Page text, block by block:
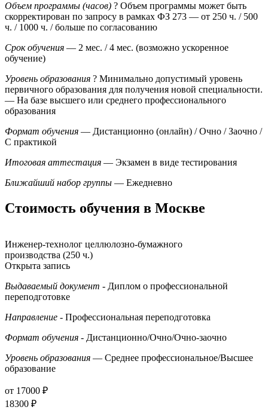
Объем программы (часов) ? Объем программы может быть
скорректирован по запросу в рамках ФЗ 273 — от 250 ч. / 500
ч. / 1000 ч. / больше по согласованию
Срок обучения — 2 мес. / 4 мес. (возможно ускоренное
обучение)
Уровень образования ? Минимально допустимый уровень
первичного образования для получения новой специальности.
— На базе высшего или среднего профессионального
образования
Формат обучения — Дистанционно (онлайн) / Очно / Заочно /
С практикой
Итоговая аттестация — Экзамен в виде тестирования
Ближайший набор группы — Ежедневно
Стоимость обучения в Москве
Инженер-технолог целлюлозно-бумажного
производства (250 ч.)
Открыта запись
Выдаваемый документ - Диплом о профессиональной
переподготовке
Направление - Профессиональная переподготовка
Формат обучения - Дистанционно/Очно/Очно-заочно
Уровень образования — Среднее профессиональное/Высшее
образование
от 17000 ₽
18300 ₽